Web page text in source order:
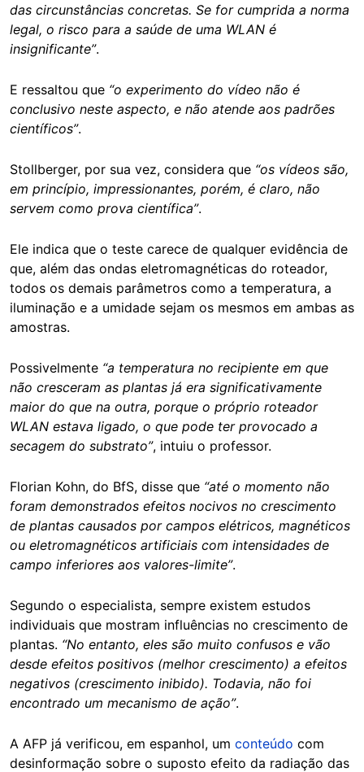
das circunstâncias concretas. Se for cumprida a norma
legal, o risco para a saúde de uma WLAN é
insignificante”.
E ressaltou que “o experimento do vídeo não é
conclusivo neste aspecto, e não atende aos padrões
científicos”.
Stollberger, por sua vez, considera que “os vídeos são,
em princípio, impressionantes, porém, é claro, não
servem como prova científica”.
Ele indica que o teste carece de qualquer evidência de
que, além das ondas eletromagnéticas do roteador,
todos os demais parâmetros como a temperatura, a
iluminação e a umidade sejam os mesmos em ambas as
amostras.
Possivelmente “a temperatura no recipiente em que
não cresceram as plantas já era significativamente
maior do que na outra, porque o próprio roteador
WLAN estava ligado, o que pode ter provocado a
secagem do substrato”, intuiu o professor.
Florian Kohn, do BfS, disse que “até o momento não
foram demonstrados efeitos nocivos no crescimento
de plantas causados por campos elétricos, magnéticos
ou eletromagnéticos artificiais com intensidades de
campo inferiores aos valores-limite”.
Segundo o especialista, sempre existem estudos
individuais que mostram influências no crescimento de
plantas. “No entanto, eles são muito confusos e vão
desde efeitos positivos (melhor crescimento) a efeitos
negativos (crescimento inibido). Todavia, não foi
encontrado um mecanismo de ação”.
A AFP já verificou, em espanhol, um conteúdo com
desinformação sobre o suposto efeito da radiação das